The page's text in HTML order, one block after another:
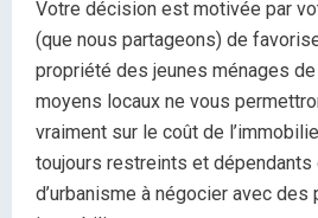
Votre décision est motivée par
(que nous partageons) de
propriété des jeunes ménages
moyens locaux ne vous
vraiment sur le coût de
toujours restreints et dépendants
d’urbanisme à négocier avec des